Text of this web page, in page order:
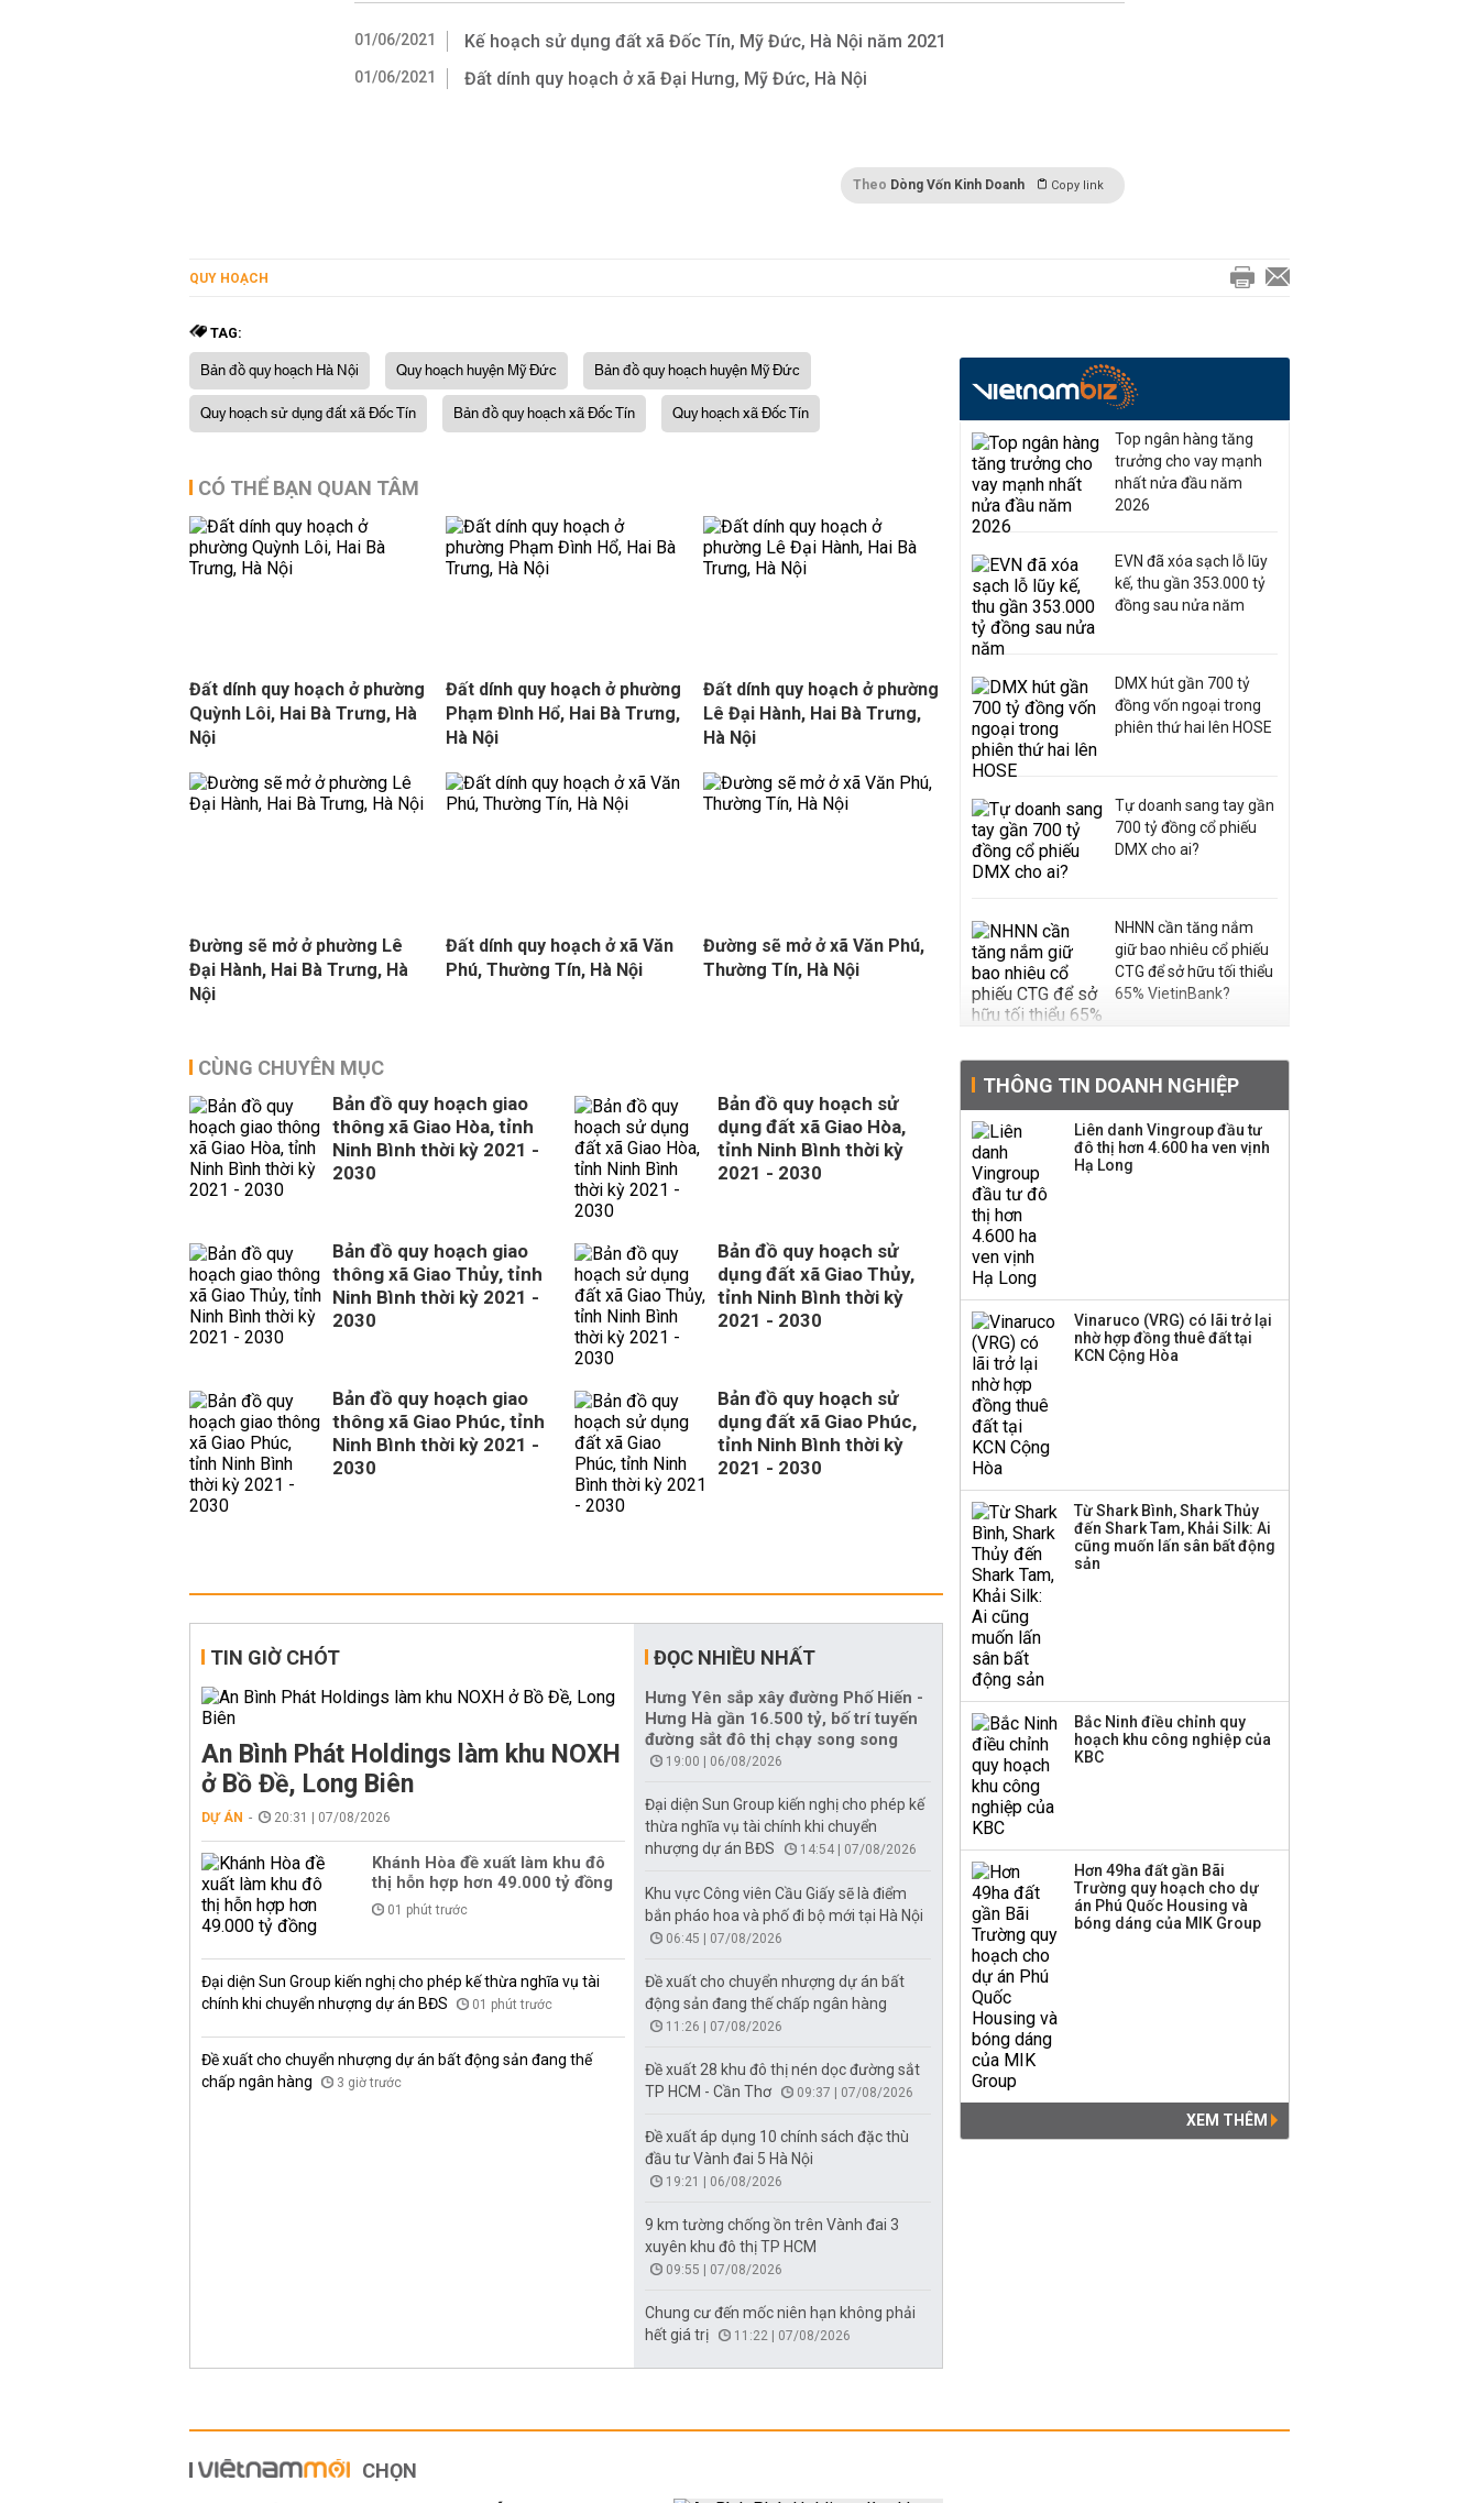
01/06/2021 Kế hoạch sử dụng đất xã Đốc Tín, Mỹ Đức, Hà Nội năm 2021
01/06/2021 Đất dính quy hoạch ở xã Đại Hưng, Mỹ Đức, Hà Nội
Theo Dòng Vốn Kinh Doanh Copy link
QUY HOẠCH
TAG:
Bản đồ quy hoạch Hà Nội Quy hoạch huyện Mỹ Đức
Bản đồ quy hoạch huyện Mỹ Đức
Quy hoạch sử dụng đất xã Đốc Tín
Bản đồ quy hoạch xã Đốc Tín Quy hoạch xã Đốc Tín
CÓ THỂ BẠN QUAN TÂM
Đất dính quy hoạch ở phường
Quỳnh Lôi, Hai Bà Trưng, Hà
Nội
Đất dính quy hoạch ở phường
Phạm Đình Hổ, Hai Bà Trưng,
Hà Nội
Đất dính quy hoạch ở phường
Lê Đại Hành, Hai Bà Trưng,
Hà Nội
Đường sẽ mở ở phường Lê
Đại Hành, Hai Bà Trưng, Hà
Nội
Đất dính quy hoạch ở xã Văn
Phú, Thường Tín, Hà Nội
Đường sẽ mở ở xã Văn Phú,
Thường Tín, Hà Nội
CÙNG CHUYÊN MỤC
Bản đồ quy hoạch giao
thông xã Giao Hòa, tỉnh
Ninh Bình thời kỳ 2021 -
2030
Bản đồ quy hoạch sử
dụng đất xã Giao Hòa,
tỉnh Ninh Bình thời kỳ
2021 - 2030
Bản đồ quy hoạch giao
thông xã Giao Thủy, tỉnh
Ninh Bình thời kỳ 2021 -
2030
Bản đồ quy hoạch sử
dụng đất xã Giao Thủy,
tỉnh Ninh Bình thời kỳ
2021 - 2030
Bản đồ quy hoạch giao
thông xã Giao Phúc, tỉnh
Ninh Bình thời kỳ 2021 -
2030
Bản đồ quy hoạch sử
dụng đất xã Giao Phúc,
tỉnh Ninh Bình thời kỳ
2021 - 2030
TIN GIỜ CHÓT
An Bình Phát Holdings làm khu NOXH
ở Bồ Đề, Long Biên
DỰ ÁN 20:31 | 07/08/2026
Khánh Hòa đề xuất làm khu đô
thị hỗn hợp hơn 49.000 tỷ đồng
01 phút trước
Đại diện Sun Group kiến nghị cho phép kế thừa nghĩa vụ tài
chính khi chuyển nhượng dự án BĐS
01 phút trước
Đề xuất cho chuyển nhượng dự án bất động sản đang thế
chấp ngân hàng
3 giờ trước
ĐỌC NHIỀU NHẤT
Hưng Yên sắp xây đường Phố Hiến -
Hưng Hà gần 16.500 tỷ, bố trí tuyến
đường sắt đô thị chạy song song
19:00 | 06/08/2026
Đại diện Sun Group kiến nghị cho phép kế
thừa nghĩa vụ tài chính khi chuyển
nhượng dự án BĐS
14:54 | 07/08/2026
Khu vực Công viên Cầu Giấy sẽ là điểm
bắn pháo hoa và phố đi bộ mới tại Hà Nội
06:45 | 07/08/2026
Đề xuất cho chuyển nhượng dự án bất
động sản đang thế chấp ngân hàng
11:26 | 07/08/2026
Đề xuất 28 khu đô thị nén dọc đường sắt
TP HCM - Cần Thơ
09:37 | 07/08/2026
Đề xuất áp dụng 10 chính sách đặc thù
đầu tư Vành đai 5 Hà Nội
19:21 | 06/08/2026
9 km tường chống ồn trên Vành đai 3
xuyên khu đô thị TP HCM
09:55 | 07/08/2026
Chung cư đến mốc niên hạn không phải
hết giá trị
11:22 | 07/08/2026
Top ngân hàng tăng
trưởng cho vay mạnh
nhất nửa đầu năm
2026
EVN đã xóa sạch lỗ lũy
kế, thu gần 353.000 tỷ
đồng sau nửa năm
DMX hút gần 700 tỷ
đồng vốn ngoại trong
phiên thứ hai lên HOSE
Tự doanh sang tay gần
700 tỷ đồng cổ phiếu
DMX cho ai?
NHNN cần tăng nắm
giữ bao nhiêu cổ phiếu
CTG để sở hữu tối thiểu
65% VietinBank?
62.000 tỷ đồng tiền
mặt, ngang ngửa MWG
Chuyên gia Phạm Xuân
Đề xuất miễn 30% thuế
thu nhập cho hộ kinh
doanh, doanh nghiệp
tăng vốn lên gần
77.800 tỷ
THÔNG TIN DOANH NGHIỆP
Liên danh Vingroup đầu tư
đô thị hơn 4.600 ha ven vịnh
Hạ Long
Vinaruco (VRG) có lãi trở lại
nhờ hợp đồng thuê đất tại
KCN Cộng Hòa
Từ Shark Bình, Shark Thủy
đến Shark Tam, Khải Silk: Ai
cũng muốn lấn sân bất động
sản
Bắc Ninh điều chỉnh quy
hoạch khu công nghiệp của
KBC
Hơn 49ha đất gần Bãi
Trường quy hoạch cho dự
án Phú Quốc Housing và
bóng dáng của MIK Group
XEM THÊM
CHỌN